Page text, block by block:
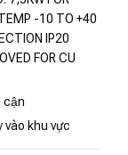
-10 TO +40
IP20
FOR CU
cận
khu vực